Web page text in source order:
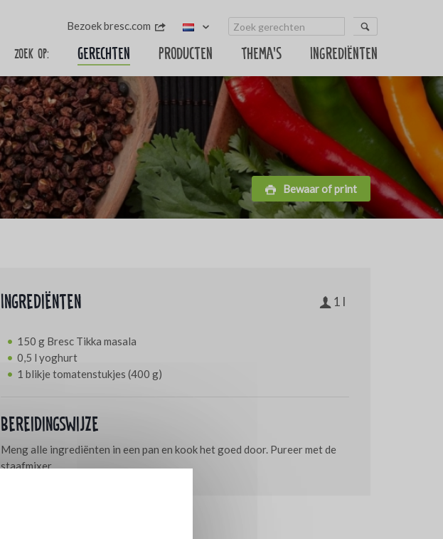
Bezoek bresc.com
Zoek op: Gerechten Producten Thema's Ingrediënten
Bewaar of print
Ingrediënten 1 l
150 g Bresc Tikka masala
0,5 l yoghurt
1 blikje tomatenstukjes (400 g)
Bereidingswijze
Meng alle ingrediënten in een pan en kook het goed door. Pureer met de
staafmixer.